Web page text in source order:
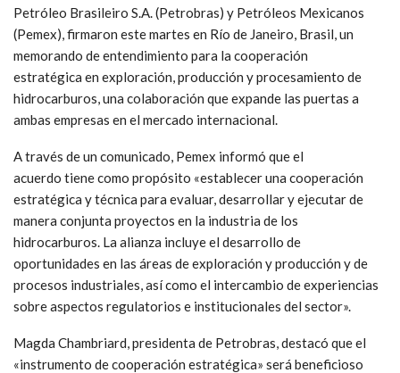
Petróleo Brasileiro S.A. (Petrobras) y Petróleos Mexicanos
(Pemex), firmaron este martes en Río de Janeiro, Brasil, un
memorando de entendimiento para la cooperación
estratégica en exploración, producción y procesamiento de
hidrocarburos, una colaboración que expande las puertas a
ambas empresas en el mercado internacional.
A través de un comunicado, Pemex informó que el
acuerdo tiene como propósito «establecer una cooperación
estratégica y técnica para evaluar, desarrollar y ejecutar de
manera conjunta proyectos en la industria de los
hidrocarburos. La alianza incluye el desarrollo de
oportunidades en las áreas de exploración y producción y de
procesos industriales, así como el intercambio de experiencias
sobre aspectos regulatorios e institucionales del sector».
Magda Chambriard, presidenta de Petrobras, destacó que el
«instrumento de cooperación estratégica» será beneficioso